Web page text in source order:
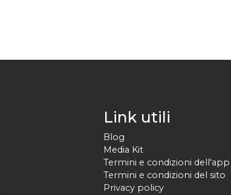
Link utili
Blog
Media Kit
Termini e condizioni dell'app
Termini e condizioni del sito
Privacy policy